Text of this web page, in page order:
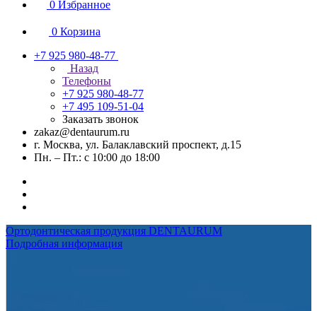
0 Избранное
0 Корзина
+7 925 980-48-77
Назад
Телефоны
+7 925 980-48-77
+7 495 109-51-04
Заказать звонок
zakaz@dentaurum.ru
г. Москва, ул. Балаклавский проспект, д.15
Пн. – Пт.: с 10:00 до 18:00
Ортодонтическая продукция DENTAURUM
Подробная информация